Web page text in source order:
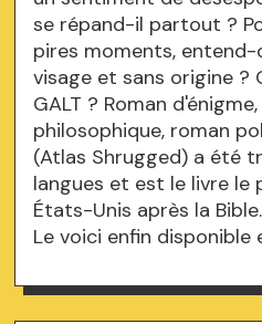
se répand-il partout ?
pires moments, entend-
visage et sans origine ?
GALT ? Roman
philosophique, roman
(Atlas Shrugged) a été
langues et est le livre le
États-Unis après la Bible.
Le voici enfin disponible